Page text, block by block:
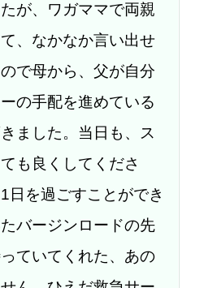
が、ワガママで両親
、なかなか言い出せ
で母から、父が自分
の手配を進めている
ました。当日も、ス
も良くしてくださ
日を過ごすことができ
バージンロードの先
ていてくれた、あの